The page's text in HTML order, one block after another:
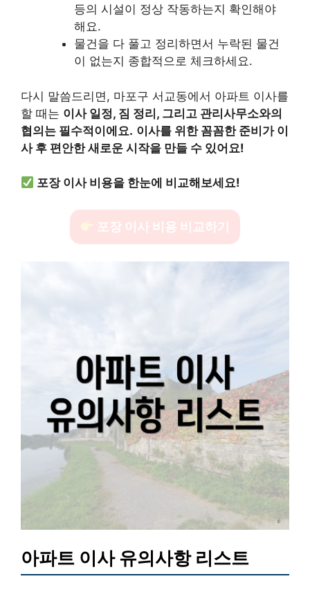
등의 시설이 정상 작동하는지 확인해야
해요.
물건을 다 풀고 정리하면서 누락된 물건
이 없는지 종합적으로 체크하세요.
다시 말씀드리면, 마포구 서교동에서 아파트 이사를
할 때는 이사 일정, 짐 정리, 그리고 관리사무소와의
협의는 필수적이에요. 이사를 위한 꼼꼼한 준비가 이
사 후 편안한 새로운 시작을 만들 수 있어요!
포장 이사 비용을 한눈에 비교해보세요!
포장 이사 비용 비교하기
아파트 이사 유의사항 리스트